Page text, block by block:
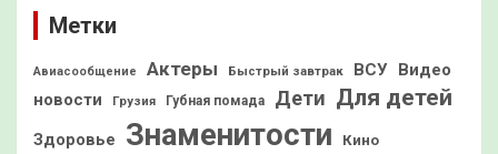
Метки
Авиасообщение Актеры Быстрый завтрак ВСУ Видео
новости
Грузия Губная помада Дети Для детей
Здоровье Знаменитости Кино